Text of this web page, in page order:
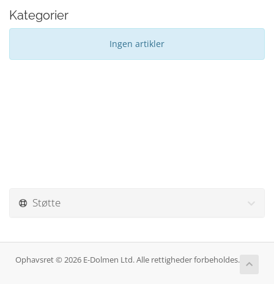
Kategorier
Ingen artikler
Støtte
Ophavsret © 2026 E-Dolmen Ltd. Alle rettigheder forbeholdes.